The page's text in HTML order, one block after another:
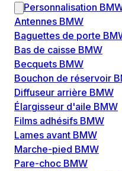
Personnalisation
Antennes BMW
Baguettes de porte
Bas de caisse BMW
Becquets BMW
Bouchon de réservoir
Diffuseur arrière BMW
Élargisseur d'aile BMW
Films adhésifs BMW
Lames avant BMW
Marche-pied BMW
Pare-choc BMW